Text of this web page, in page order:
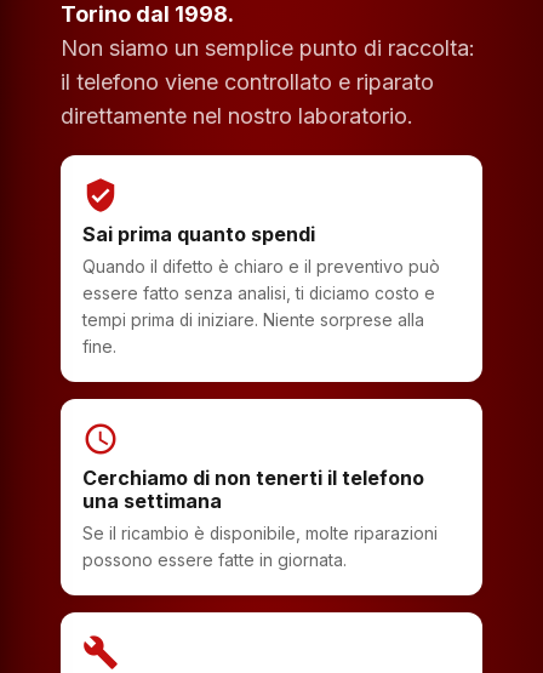
Torino dal 1998.
Non siamo un semplice punto di raccolta:
il telefono viene controllato e riparato
direttamente nel nostro laboratorio.
verified_user
Sai prima quanto spendi
Quando il difetto è chiaro e il preventivo può
essere fatto senza analisi, ti diciamo costo e
tempi prima di iniziare. Niente sorprese alla
fine.
schedule
Cerchiamo di non tenerti il telefono
una settimana
Se il ricambio è disponibile, molte riparazioni
possono essere fatte in giornata.
build